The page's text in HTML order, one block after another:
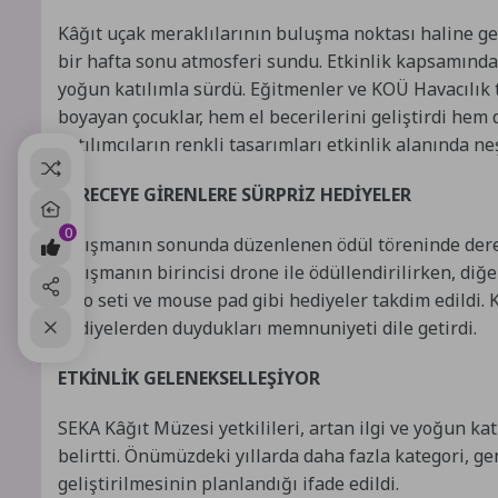
Kâğıt uçak meraklılarının buluşma noktası haline
bir hafta sonu atmosferi sundu. Etkinlik
yoğun katılımla sürdü. Eğitmenler ve KOÜ
boyayan çocuklar, hem el becerilerini geliştirdi hem
katılımcıların renkli tasarımları etkinlik alanında
DERECEYE GİRENLERE SÜRPRİZ HEDİYELER
Yarışmanın sonunda düzenlenen ödül töreninde
Yarışmanın birincisi drone ile ödüllendirilirken,
lego seti ve mouse pad gibi hediyeler takdim edildi.
hediyelerden duydukları memnuniyeti dile getirdi.
ETKİNLİK GELENEKSELLEŞİYOR
SEKA Kâğıt Müzesi yetkilileri, artan ilgi ve yoğun
belirtti. Önümüzdeki yıllarda daha fazla kategori,
geliştirilmesinin planlandığı ifade edildi.
0